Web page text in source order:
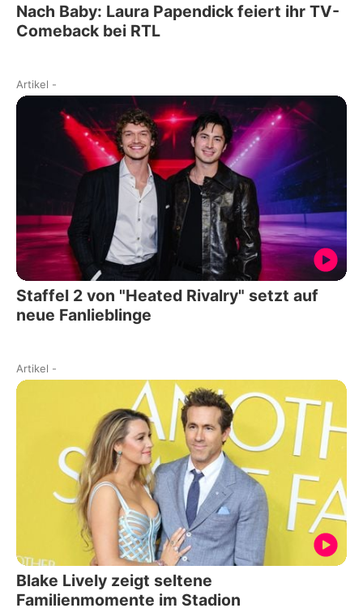
Nach Baby: Laura Papendick feiert ihr TV-
Comeback bei RTL
Artikel -
Staffel 2 von "Heated Rivalry" setzt auf
neue Fanlieblinge
Artikel -
Blake Lively zeigt seltene
Familienmomente im Stadion